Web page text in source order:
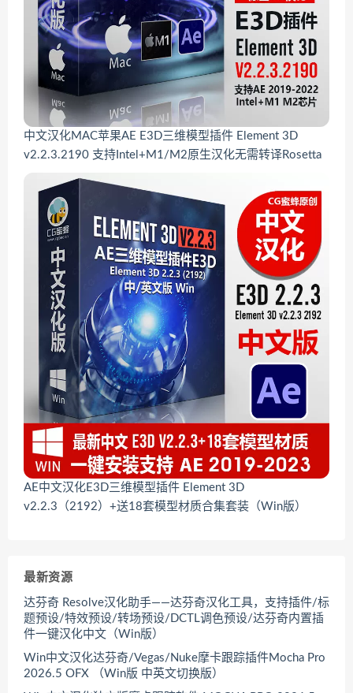
中文汉化MAC苹果AE E3D三维模型插件 Element 3D
v2.2.3.2190 支持Intel+M1/M2原生汉化无需转译Rosetta
AE中文汉化E3D三维模型插件 Element 3D
v2.2.3（2192）+送18套模型材质合集套装（Win版）
最新资源
达芬奇 Resolve汉化助手——达芬奇汉化工具，支持插件/标
题预设/特效预设/转场预设/DCTL调色预设/达芬奇内置插
件一键汉化中文（Win版）
Win中文汉化达芬奇/Vegas/Nuke摩卡跟踪插件Mocha Pro
2026.5 OFX （Win版 中英文切换版）